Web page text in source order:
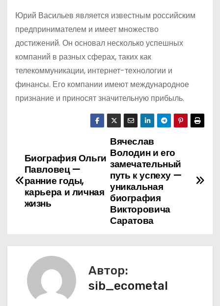
Юрий Васильев является известным российским
предпринимателем и имеет множество
достижений. Он основал несколько успешных
компаний в разных сферах, таких как
телекоммуникации, интернет-технологии и
финансы. Его компании имеют международное
признание и приносят значительную прибыль.
в
а
Вячеслав
Володин и его
замечательный
путь к успеху —
уникальная
биография
Викторовича
Саратова
Биография Ольги
Павловец —
ранние годы,
карьера и личная
жизнь
Автор:
sib_ecometal